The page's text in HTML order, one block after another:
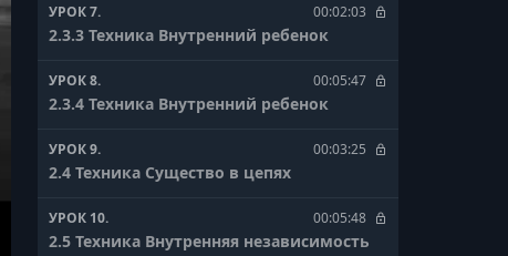
УРОК 7. 00:02:03
2.3.3 Техника Внутренний ребенок
УРОК 8. 00:05:47
2.3.4 Техника Внутренний ребенок
УРОК 9. 00:03:25
2.4 Техника Существо в цепях
УРОК 10. 00:05:48
2.5 Техника Внутренняя независимость